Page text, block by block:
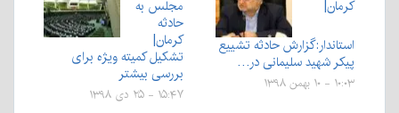
کرمان|
استاندار:گزارش حادثه تشییع
پیکر شهید سلیمانی در…
۱۰:۰۳ - ۱۰ بهمن ۱۳۹۸
مجلس به
حادثه
کرمان|
تشکیل کمیته ویژه برای
بررسی بیشتر
۱۵:۴۷ - ۲۵ دی ۱۳۹۸